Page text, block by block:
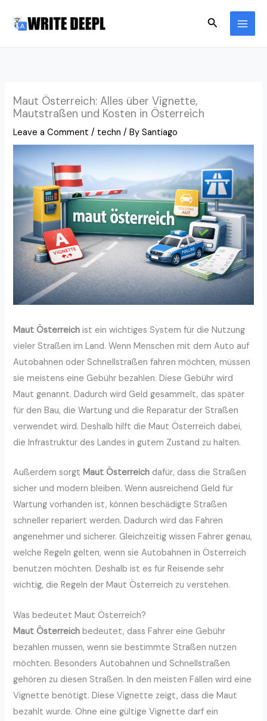
Search
Maut Österreich: Alles über Vignette,
Mautstraßen und Kosten in Österreich
Leave a Comment / techn / BySantiago
Maut Österreich ist ein wichtiges System für die Nutzung
vieler Straßen im Land. Wenn Menschen mit dem Auto auf
Autobahnen oder Schnellstraßen fahren möchten, müssen
sie meistens eine Gebühr bezahlen. Diese Gebühr wird
Maut genannt. Dadurch wird Geld gesammelt, das später
für den Bau, die Wartung und die Reparatur der Straßen
verwendet wird. Deshalb hilft die Maut Österreich dabei,
die Infrastruktur des Landes in gutem Zustand zu halten.
Außerdem sorgtMaut Österreich dafür, dass die Straßen
sicher und modern bleiben. Wenn ausreichend Geld für
Wartung vorhanden ist, können beschädigte Straßen
schneller repariert werden. Dadurch wird das Fahren
angenehmer und sicherer. Gleichzeitig wissen Fahrer genau,
welche Regeln gelten, wenn sie Autobahnen in Österreich
benutzen möchten. Deshalb ist es für Reisende sehr
wichtig, die Regeln der Maut Österreich zu verstehen.
Was bedeutet Maut Österreich?
Maut Österreich bedeutet, dass Fahrer eine Gebühr
bezahlen müssen, wenn sie bestimmte Straßen nutzen
möchten. Besonders Autobahnen und Schnellstraßen
gehören zu diesen Straßen. In den meisten Fällen wird eine
Vignette benötigt. Diese Vignette zeigt, dass die Maut
bezahlt wurde. Ohne eine gültige Vignette darf ein